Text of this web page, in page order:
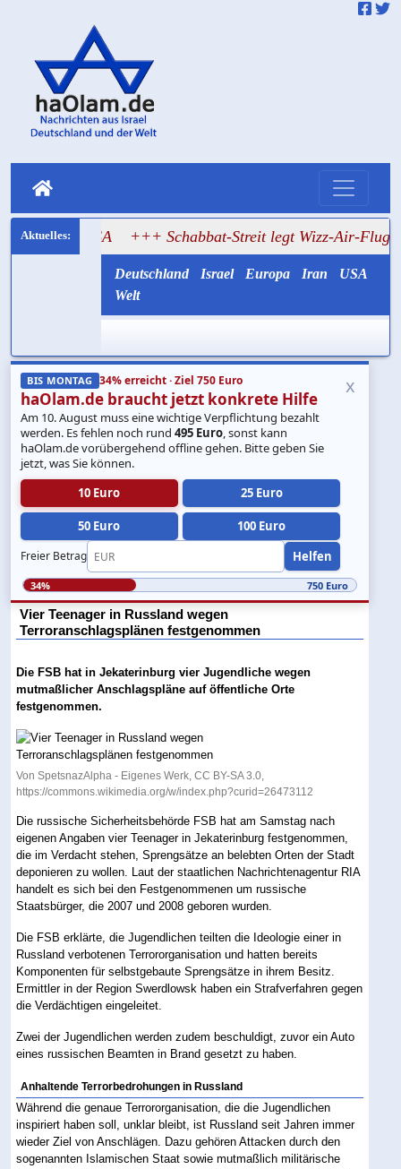
+++ Schabbat-Streit legt Wizz-Air-Flug nach Tel
Deutschland Israel Europa Iran
USA
Welt
BIS MONTAG 34% erreicht · Ziel 750 Euro
haOlam.de braucht jetzt konkrete Hilfe
Am 10. August muss eine wichtige Verpflichtung bezahlt
werden. Es fehlen noch rund495 Euro, sonst kann
haOlam.de vorübergehend offline gehen. Bitte geben Sie
jetzt, was Sie können.
10 Euro
25 Euro
50 Euro 100 Euro
Freier Betrag Helfen
x
34% 750 Euro
Vier Teenager in Russland wegen
Terroranschlagsplänen festgenommen
Die FSB hat in Jekaterinburg vier Jugendliche wegen
mutmaßlicher Anschlagspläne auf öffentliche Orte
festgenommen.
Von SpetsnazAlpha - Eigenes Werk, CC BY-SA 3.0,
https://commons.wikimedia.org/w/index.php?curid=26473112
Die russische Sicherheitsbehörde FSB hat am Samstag nach
eigenen Angaben vier Teenager in Jekaterinburg festgenommen,
die im Verdacht stehen, Sprengsätze an belebten Orten der Stadt
deponieren zu wollen. Laut der staatlichen Nachrichtenagentur RIA
handelt es sich bei den Festgenommenen um russische
Staatsbürger, die 2007 und 2008 geboren wurden.
Die FSB erklärte, die Jugendlichen teilten die Ideologie einer in
Russland verbotenen Terrororganisation und hatten bereits
Komponenten für selbstgebaute Sprengsätze in ihrem Besitz.
Ermittler in der Region Swerdlowsk haben ein Strafverfahren gegen
die Verdächtigen eingeleitet.
Zwei der Jugendlichen werden zudem beschuldigt, zuvor ein Auto
eines russischen Beamten in Brand gesetzt zu haben.
Anhaltende Terrorbedrohungen in Russland
Während die genaue Terrororganisation, die die Jugendlichen
inspiriert haben soll, unklar bleibt, ist Russland seit Jahren immer
wieder Ziel von Anschlägen. Dazu gehören Attacken durch den
sogenannten Islamischen Staat sowie mutmaßlich militärische